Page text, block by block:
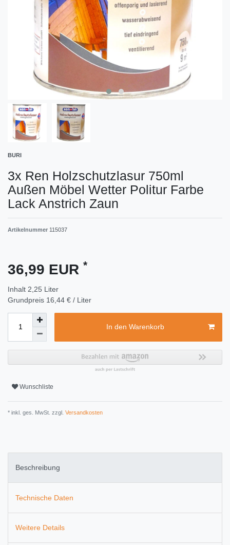
BURI
3x Ren Holzschutzlasur 750ml
Außen Möbel Wetter Politur Farbe
Lack Anstrich Zaun
Artikelnummer 115037
36,99 EUR *
Inhalt 2,25 Liter
Grundpreis 16,44 € / Liter
In den Warenkorb
Wunschliste
* inkl. ges. MwSt. zzgl. Versandkosten
Beschreibung
Technische Daten
Weitere Details